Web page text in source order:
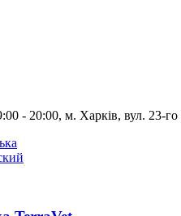
- 20:00, м. Харків, вул. 23-го